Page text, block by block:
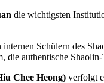
die wichtigsten
internen Schülern des
die authentische
Chee Heong) verfolgt